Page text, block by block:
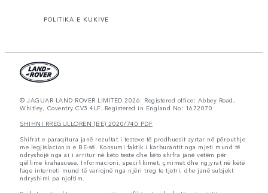
POLITIKA E KUKIVE
© JAGUAR LAND ROVER LIMITED 2026: Registered office: Abbey Road,
Whitley, Coventry CV3 4LF. Registered in England No: 1672070
SHIHNI RREGULLOREN (BE) 2020/740 PDF
Shifrat e paraqitura janë rezultat i testeve të prodhuesit zyrtar në përputhje
me legjislacionin e BE-së. Konsumi faktik i karburantit nga mjeti mund të
ndryshojë nga ai i arritur në këto teste dhe këto shifra janë vetëm për
qëllime krahasuese. Informacioni, specifikimet, çmimet dhe ngjyrat në këtë
faqe interneti mund të variojnë nga njëri treg te tjetri, dhe janë subjekt
ndryshimi pa njoftim.